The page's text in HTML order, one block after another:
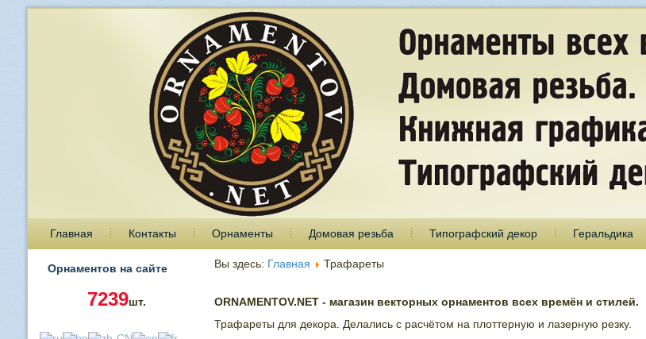
Главная Контакты Орнаменты Домовая резьба Типографский декор Геральдика
Орнаментов на сайте
7239шт.
Вы здесь: Главная Трафареты
ORNAMENTOV.NET - магазин векторных орнаментов всех времён и стилей.
Трафареты для декора. Делались с расчётом на плоттерную и лазерную резку.